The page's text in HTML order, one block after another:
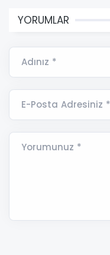
YORUMLAR
Adınız *
E-Posta Adresiniz *
Yorumunuz *